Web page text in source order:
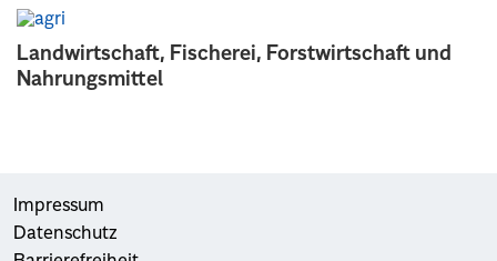
Landwirtschaft, Fischerei, Forstwirtschaft und
Nahrungsmittel
Impressum
Datenschutz